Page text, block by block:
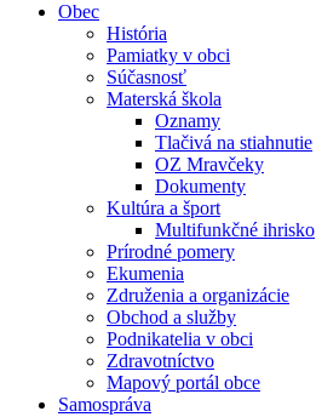
Obec
História
Pamiatky v obci
Súčasnosť
Materská škola
Oznamy
Tlačivá na stiahnutie
OZ Mravčeky
Dokumenty
Kultúra a šport
Multifunkčné ihrisko
Prírodné pomery
Ekumenia
Združenia a organizácie
Obchod a služby
Podnikatelia v obci
Zdravotníctvo
Mapový portál obce
Samospráva